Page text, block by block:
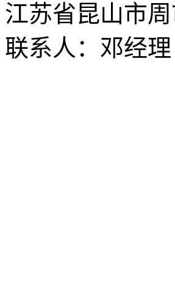
江苏省昆山市
联系人：邓经理